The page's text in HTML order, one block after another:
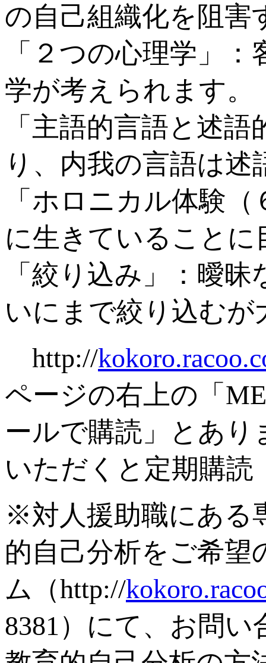
の自己組織化を阻害
「２つの心理学」
学が考えられます。
「主語的言語と述
り、内我の言語は述
「ホロニカル体験
に生きていることに
「絞り込み」：曖
いにまで絞り込むが
http://
ページの右上の「
ールで購読」とあ
いただくと定期購読
※対人援助職にある
的自己分析をご希望
ム（http://
8381）にて、お問